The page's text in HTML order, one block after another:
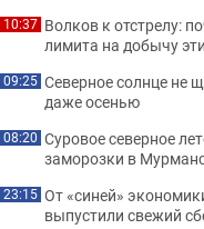
10:37 Волков к отстрелу:
лимита на добычу
09:25 Северное солнце не
даже осенью
08:20 Суровое северное
заморозки в
23:15 От «синей»
выпустили свежий